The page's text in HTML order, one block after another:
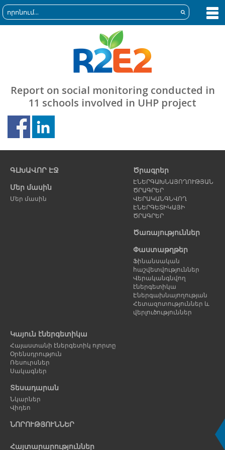
Report on social monitoring conducted in
11 schools involved in UHP project
էջ
ԳԼԽԱՎՈՐ ԷՋ
Մեր մասին
Մեր մասին
Ծրագրեր
ԷՆԵՐԳԱԽՆԱՅՈՂՈՒԹՅԱՆ
ԾՐԱԳՐԵՐ
ՎԵՐԱԿԱՆԳՆՎՈՂ
ԷՆԵՐԳԵՏԻԿԱՅԻ
ԾՐԱԳՐԵՐ
Ծառայություններ
Փաստաթղթեր
Ֆինանսական
հաշվետվություններ
Վերականգնվող
էներգետիկա
Էներգախնայողության
Հետազոտություններ և
վերլուծություններ
Կայուն էներգետիկա
Հայաստանի էներգետիկ ոլորտը
Օրենսդրություն
Ռեսուրսներ
Սակագներ
Տեսադարան
Նկարներ
Վիդեո
ՆՈՐՈՒԹՅՈՒՆՆԵՐ
Հայտարարություններ